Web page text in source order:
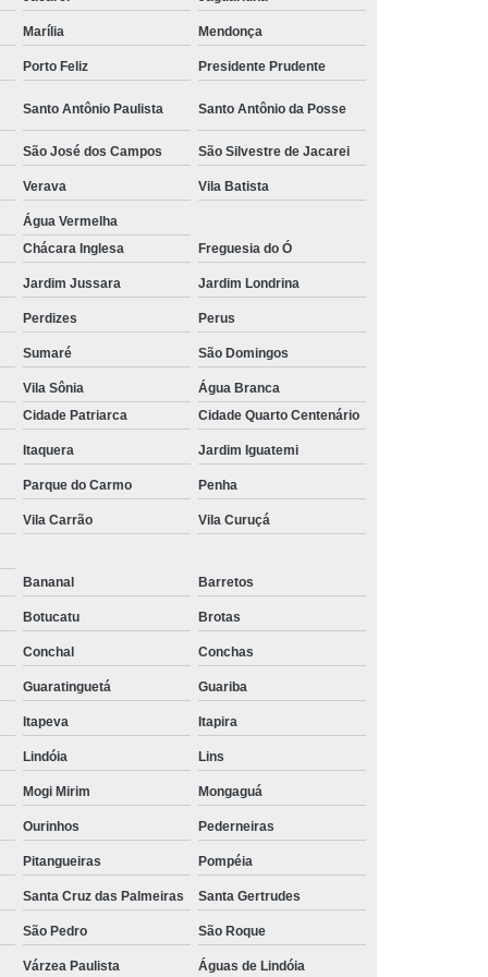
Tubulação Transair em Alumínio
Jaboticabal
tubo de alumínio ar comprimido Sorocaba
tubos de alumínio para rede de ar comprimido Jardim
Everest
distribuidores de tubo de alumínio para ar comprimido
Chácara Inglesa
tubo de alumínio para ar comprimido orçamento Mariaé
tubos para ar comprimido em alumínio Osvaldo Cruz
empresas de tubo de alumínio azul para ar comprimido
Juiz de Fora
tubos alumínio para ar comprimido Vila Leopoldina
tubo alumínio para ar comprimido orçamento Curvelo
tubo para ar comprimido em alumínio Salesópolis
distribuidores de tubo de alumínio ar comprimido
Caratinga
tubo de alumínio para ar comprimido Aeroporto
tubo de alumínio ar comprimido orçamento Cidade
Ademar
distribuidores de tubo para ar comprimido em alumínio
distribuidores de tubo de alumínio para rede de ar
comprimido São José dos Campos
tubo de alumínio de ar comprimido orçamento Juiz de
Fora
tubos de alumínio ar comprimido Três Pontas
Marília Mendonça
Porto Feliz Presidente Prudente
Santo Antônio Paulista Santo Antônio da Posse
São José dos Campos São Silvestre de Jacarei
Verava Vila Batista
Água Vermelha
Chácara Inglesa Freguesia do Ó
Jardim Jussara Jardim Londrina
Perdizes Perus
Sumaré São Domingos
Vila Sônia
Água Branca
Cidade Patriarca Cidade Quarto Centenário
Itaquera Jardim Iguatemi
Parque do Carmo Penha
Vila Carrão Vila Curuçá
Bananal Barretos
Botucatu Brotas
Conchal Conchas
Guaratinguetá Guariba
Itapeva Itapira
Lindóia Lins
Mogi Mirim Mongaguá
Ourinhos Pederneiras
Pitangueiras Pompéia
Santa Cruz das Palmeiras Santa Gertrudes
São Pedro São Roque
Várzea Paulista
Águas de Lindóia